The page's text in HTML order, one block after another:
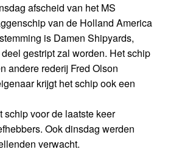
afscheid van het MS
van de Holland America
is Damen Shipyards,
gestript zal worden. Het schip
andere rederij Fred Olson
krijgt het schip ook een
schip voor de laatste keer
Ook dinsdag werden
verwacht.